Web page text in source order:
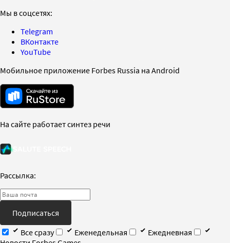
Мы в соцсетях:
Telegram
ВКонтакте
YouTube
Мобильное приложение Forbes Russia на Android
На сайте работает синтез речи
Рассылка:
Подписаться
Все сразу
Еженедельная
Ежедневная